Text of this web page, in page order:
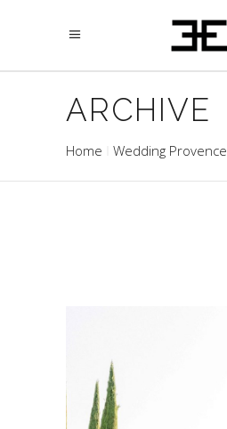
ARCHIVE
Home Wedding Provence